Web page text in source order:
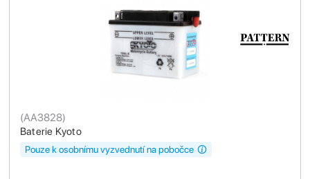
Baterie Kyoto
(AA3828)
Pouze k osobnímu vyzvednutí na pobočce